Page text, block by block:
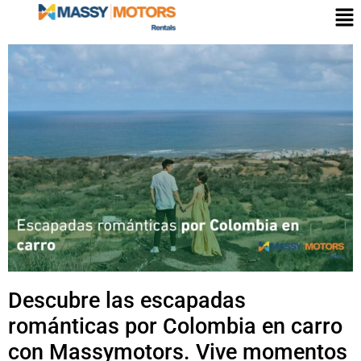
Descubre las escapadas
románticas por Colombia en carro
con Massymotors. Vive momentos